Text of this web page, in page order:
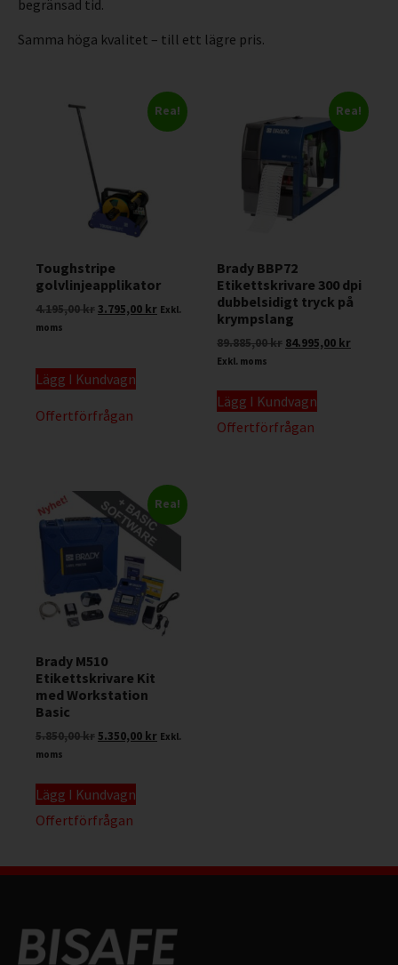
begränsad tid.
Samma höga kvalitet – till ett lägre pris.
Rea!
Toughstripe
golvlinjeapplikator
4.195,00kr3.795,00 kr Exkl.
moms
Lägg I Kundvagn
Offertförfrågan
Rea!
Brady BBP72
Etikettskrivare 300 dpi
dubbelsidigt tryck på
krympslang
89.885,00kr 84.995,00 kr
Exkl. moms
Lägg I Kundvagn
Offertförfrågan
Rea!
Brady M510
Etikettskrivare Kit
med Workstation
Basic
5.850,00kr5.350,00 kr Exkl.
moms
Lägg I Kundvagn
Offertförfrågan